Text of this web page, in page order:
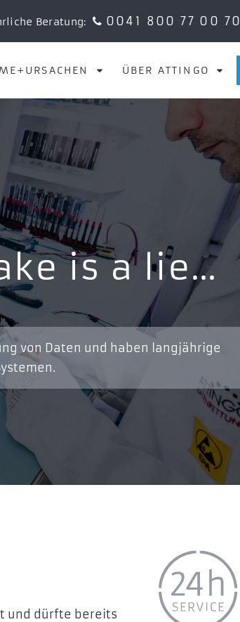
Beratung: 0041 800 77 00 70
ÜBER ATTINGO
is a lie…
von Daten und haben langjährige
und dürfte bereits